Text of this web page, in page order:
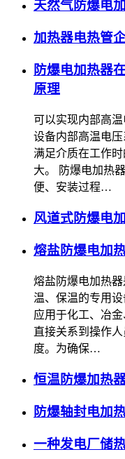
天然气防爆电
加热器电热管
防爆电加热器
原理
可以实现内部高
设备内部高温电压
满足介质在工作
大。 防爆电加热
便、安装过程…
风道式防爆电
熔盐防爆电加
熔盐防爆电加热
温、保温的专用
应用于化工、冶
直接关系到操作
度。为确保…
恒温防爆加热
防爆轴封电加
一种发电厂储